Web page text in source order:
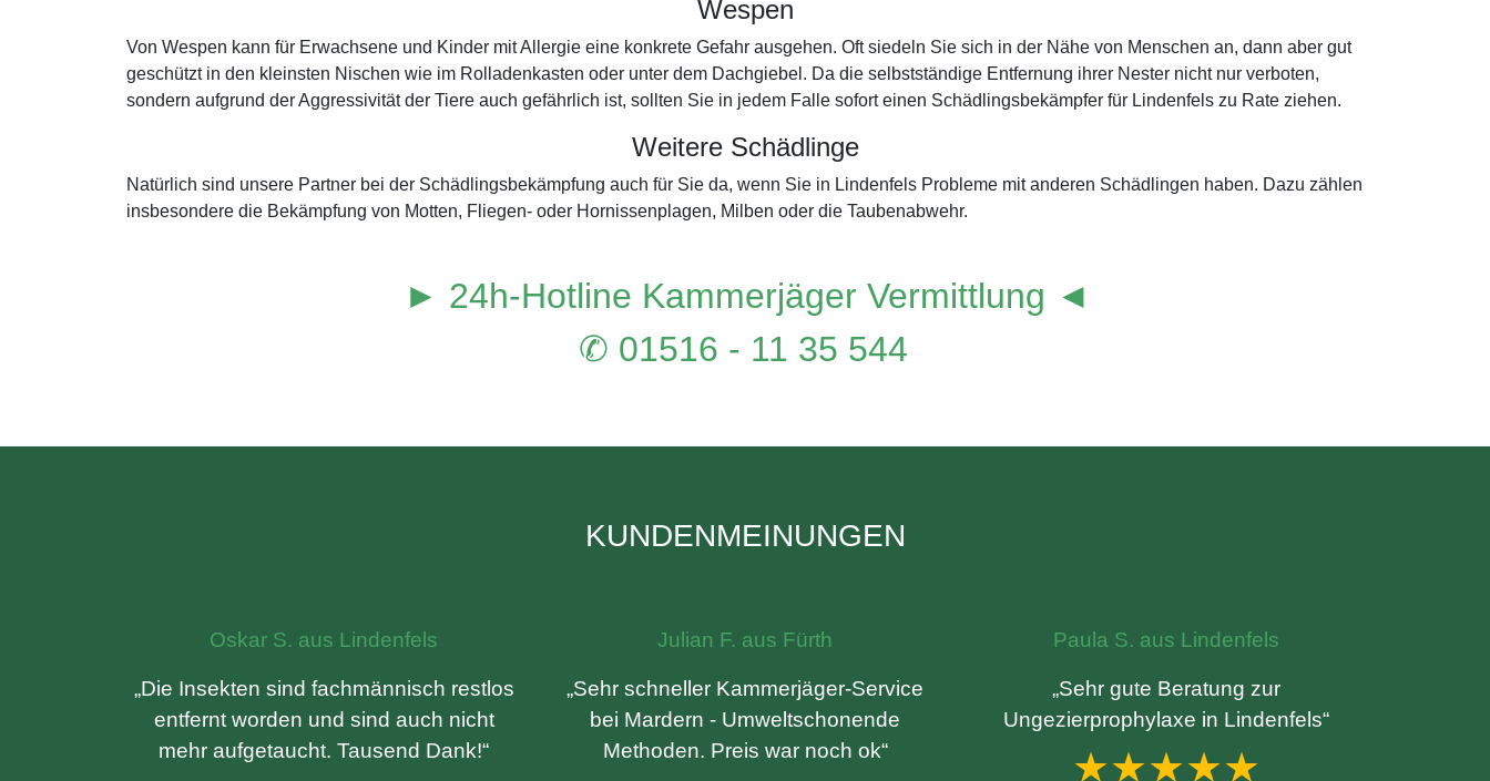
Wespen
Von Wespen kann für Erwachsene und Kinder mit Allergie eine konkrete Gefahr ausgehen. Oft siedeln Sie sich in der Nähe von Menschen an, dann aber gut
geschützt in den kleinsten Nischen wie im Rolladenkasten oder unter dem Dachgiebel. Da die selbstständige Entfernung ihrer Nester nicht nur verboten,
sondern aufgrund der Aggressivität der Tiere auch gefährlich ist, sollten Sie in jedem Falle sofort einen Schädlingsbekämpfer für Lindenfels zu Rate ziehen.
Weitere Schädlinge
Natürlich sind unsere Partner bei der Schädlingsbekämpfung auch für Sie da, wenn Sie in Lindenfels Probleme mit anderen Schädlingen haben. Dazu zählen
insbesondere die Bekämpfung von Motten, Fliegen- oder Hornissenplagen, Milben oder die Taubenabwehr.
► 24h-Hotline Kammerjäger Vermittlung ◄
✆ 01516 - 11 35 544
KUNDENMEINUNGEN
Oskar S. aus Lindenfels
„Die Insekten sind fachmännisch restlos
entfernt worden und sind auch nicht
mehr aufgetaucht. Tausend Dank!“
Julian F. aus Fürth
„Sehr schneller Kammerjäger-Service
bei Mardern - Umweltschonende
Methoden. Preis war noch ok“
Paula S. aus Lindenfels
„Sehr gute Beratung zur
Ungezierprophylaxe in Lindenfels“
★★★★★